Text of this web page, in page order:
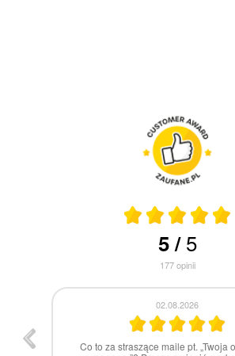
5/5
177opinii
30.07.2026
W 100% polecam